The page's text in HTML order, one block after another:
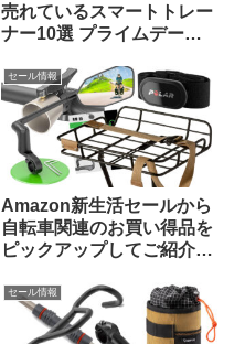
売れているスマートトレー
ナー10選 プライムデーセ
セール情報
Amazon新生活セールから
自転車関連のお買い得品を
ピックアップしてご紹介し
セール情報